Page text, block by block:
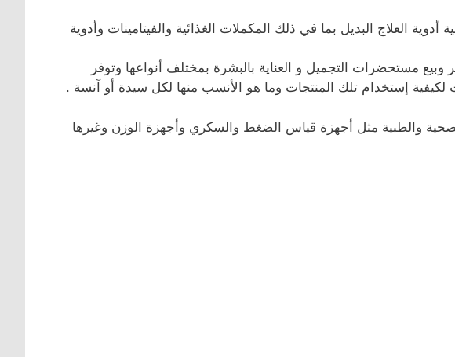
العلاج البديل بما في ذلك المكملات الغذائية والفيتامينات وأدوية
مستحضرات التجميل و العناية بالبشرة بمختلف أنواعها وتوفر
لكيفية إستخدام تلك المنتجات وما هو الأنسب منها لكل سيدة أو آنسة .
والطبية مثل أجهزة قياس الضغط والسكري وأجهزة الوزن وغيرها